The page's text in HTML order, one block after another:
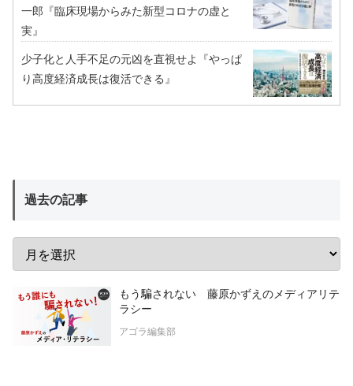
一郎『臨床現場からみた新型コロナの虚と
実』
少子化と人手不足の元凶を直視せよ『やっぱ
り高度経済成長は復活できる』
過去の記事
もう騙されない 藤原かずえのメディアリテ
ラシー
アゴラ編集部